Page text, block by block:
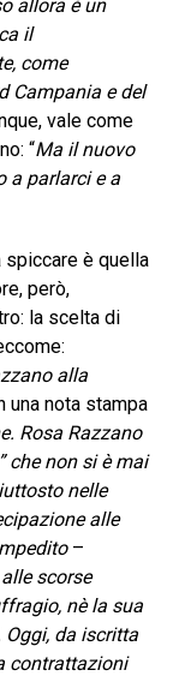
allora è un
il
come
Campania e del
vale come
“Ma il nuovo
a parlarci e a
spiccare è quella
però,
la scelta di
alla
una nota stampa
Rosa Razzano
che non si è mai
nelle
alle
–
scorse
nè la sua
da iscritta
contrattazioni